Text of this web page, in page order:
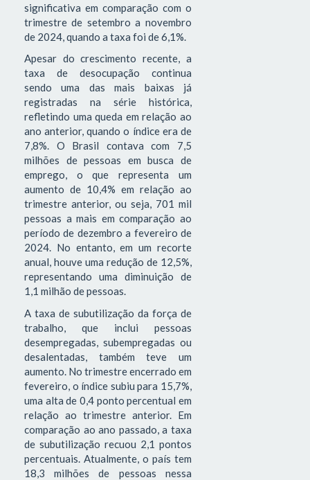
significativa em comparação com o
trimestre de setembro a novembro
de 2024, quando a taxa foi de 6,1%.
Apesar do crescimento recente, a
taxa de desocupação continua
sendo uma das mais baixas já
registradas na série histórica,
refletindo uma queda em relação ao
ano anterior, quando o índice era de
7,8%. O Brasil contava com 7,5
milhões de pessoas em busca de
emprego, o que representa um
aumento de 10,4% em relação ao
trimestre anterior, ou seja, 701 mil
pessoas a mais em comparação ao
período de dezembro a fevereiro de
2024. No entanto, em um recorte
anual, houve uma redução de 12,5%,
representando uma diminuição de
1,1 milhão de pessoas.
A taxa de subutilização da força de
trabalho, que inclui pessoas
desempregadas, subempregadas ou
desalentadas, também teve um
aumento. No trimestre encerrado em
fevereiro, o índice subiu para 15,7%,
uma alta de 0,4 ponto percentual em
relação ao trimestre anterior. Em
comparação ao ano passado, a taxa
de subutilização recuou 2,1 pontos
percentuais. Atualmente, o país tem
18,3 milhões de pessoas nessa